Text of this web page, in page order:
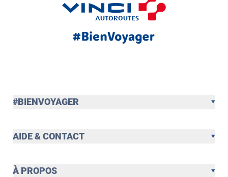
#BIENVOYAGER
AIDE & CONTACT
À PROPOS